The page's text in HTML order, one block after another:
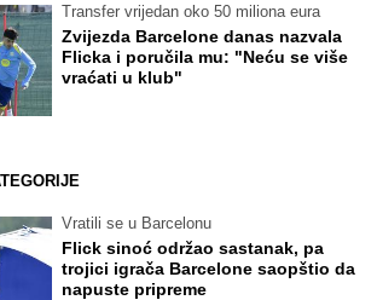
Transfer vrijedan oko 50 miliona eura
Zvijezda Barcelone danas nazvala
Flicka i poručila mu: "Neću se više
vraćati u klub"
Vratili se u Barcelonu
Flick sinoć održao sastanak, pa
trojici igrača Barcelone saopštio da
napuste pripreme